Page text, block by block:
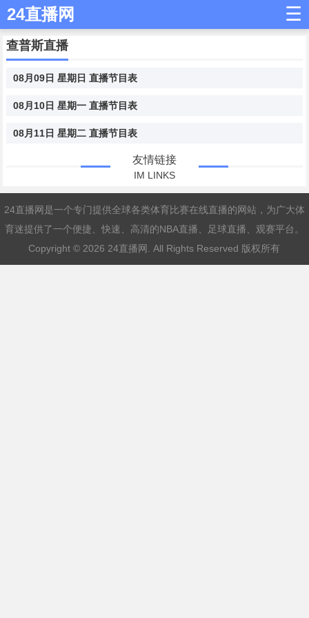
24直播网 ☰
查普斯直播
08月09日 星期日 直播节目表
08月10日 星期一 直播节目表
08月11日 星期二 直播节目表
友情链接
IM LINKS
24直播网是一个专门提供全球各类体育比赛在线直播的网站，为广大体
育迷提供了一个便捷、快速、高清的NBA直播、足球直播、观赛平台。
Copyright © 2026 24直播网 . All Rights Reserved 版权所有